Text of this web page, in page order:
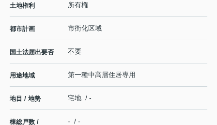
土地権利 所有権
都市計画 市街化区域
国土法届出要否 不要
用途地域 第一種中高層住居専用
地目 / 地勢 宅地 / -
棟総戸数 / - / -